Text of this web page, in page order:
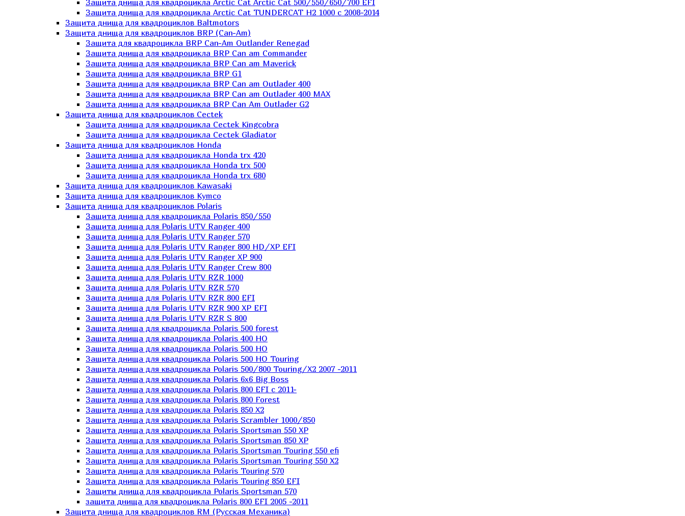
Защита днища для квадроцикла Arctic Cat Arctic Cat 500/550/650/700 EFI
Защита днища для квадроцикла Arctic Cat TUNDERCAT H2 1000 c 2008-2014
Защита днища для квадроциклов Baltmotors
Защита днища для квадроциклов BRP (Can-Am)
Защита для квадроцикла BRP Can-Am Outlander Renegad
Защита днища для квадроцикла BRP Can am Commander
Защита днища для квадроцикла BRP Can am Maverick
Защита днища для квадроцикла BRP G1
Защита днища для квадроцикла BRP Can am Outlader 400
Защита днища для квадроцикла BRP Can am Outlader 400 MAX
Защита днища для квадроцикла BRP Can Аm Outlader G2
Защита днища для квадроциклов Cectek
Защита днища для квадроцикла Cectek Kingcobra
Защита днища для квадроцикла Cectek Gladiator
Защита днища для квадроциклов Honda
Защита днища для квадроцикла Honda trx 420
Защита днища для квадроцикла Honda trx 500
Защита днища для квадроцикла Honda trx 680
Защита днища для квадроциклов Kawasaki
Защита днища для квадроциклов Kymco
Защита днища для квадроциклов Polaris
Защита днища для квадроцикла Polaris 850/550
Защита днища для Polaris UTV Ranger 400
Защита днища для Polaris UTV Ranger 570
Защита днища для Polaris UTV Ranger 800 HD/XP EFI
Защита днища для Polaris UTV Ranger XP 900
Защита днища для Polaris UTV Ranger Сrew 800
Защита днища для Polaris UTV RZR 1000
Защита днища для Polaris UTV RZR 570
Защита днища для Polaris UTV RZR 800 EFI
Защита днища для Polaris UTV RZR 900 XP EFI
Защита днища для Polaris UTV RZR S 800
Защита днища для квадроцикла Polaris 500 forest
Защита днища для квадроцикла Polaris 400 HO
Защита днища для квадроцикла Polaris 500 HO
Защита днища для квадроцикла Polaris 500 HO Touring
Защита днища для квадроцикла Polaris 500/800 Touring/X2 2007 -2011
Защита днища для квадроцикла Polaris 6х6 Big Boss
Защита днища для квадроцикла Polaris 800 EFI с 2011-
Защита днища для квадроцикла Polaris 800 Forest
Защита днища для квадроцикла Polaris 850 X2
Защита днища для квадроцикла Polaris Scrambler 1000/850
Защита днища для квадроцикла Polaris Sportsman 550 XP
Защита днища для квадроцикла Polaris Sportsman 850 XP
Защита днища для квадроцикла Polaris Sportsman Touring 550 efi
Защита днища для квадроцикла Polaris Sportsman Touring 550 X2
Защита днища для квадроцикла Polaris Touring 570
Защита днища для квадроцикла Polaris Touring 850 EFI
Защиты днища для квадроцикла Polaris Sportsman 570
защита днища для квадроцикла Polaris 800 EFI 2005 -2011
Защита днища для квадроциклов RM (Русская Механика)